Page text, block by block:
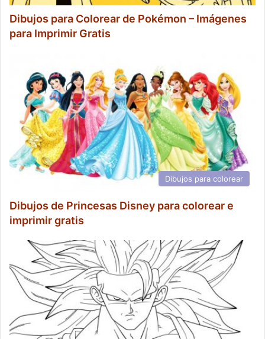
Dibujos para Colorear de Pokémon – Imágenes
para Imprimir Gratis
Dibujos para colorear
Dibujos de Princesas Disney para colorear e
imprimir gratis